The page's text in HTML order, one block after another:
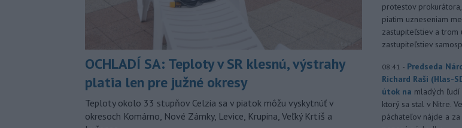
OCHLADÍ SA: Teploty v SR klesnú, výstrahy
platia len pre južné okresy
Teploty okolo 33 stupňov Celzia sa v piatok môžu vyskytnúť v
okresoch Komárno, Nové Zámky, Levice, Krupina, Veľký Krtíš a
protestov
piatim uzneseniam
zastupiteľstiev a trom
zastupiteľstiev
08:41 - Predseda
Richard Raši (Hlas-
útok na mladých ľudí
ktorý sa stal v Nitre.
páchateľov nájde a